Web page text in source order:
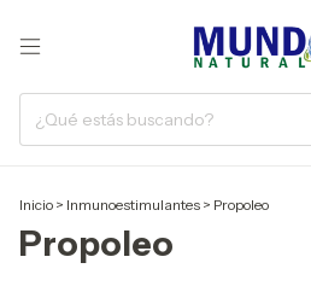
Inicio > Inmunoestimulantes > Propoleo
Propoleo